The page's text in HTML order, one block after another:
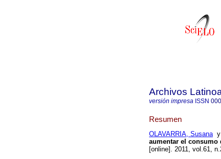
Archivos
versión impresa ISSN
Resumen
OLAVARRIA, Susanay
aumentar el consumo
[online]. 2011, vol.61,